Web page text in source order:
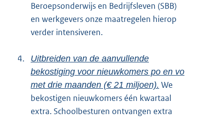
Beroepsonderwijs en Bedrijfsleven (SBB)
en werkgevers onze maatregelen hierop
verder intensiveren.
4.
Uitbreiden van de aanvullende
bekostiging voor nieuwkomers po en vo
met drie maanden (€ 21 miljoen). We
bekostigen nieuwkomers één kwartaal
extra. Schoolbesturen ontvangen extra